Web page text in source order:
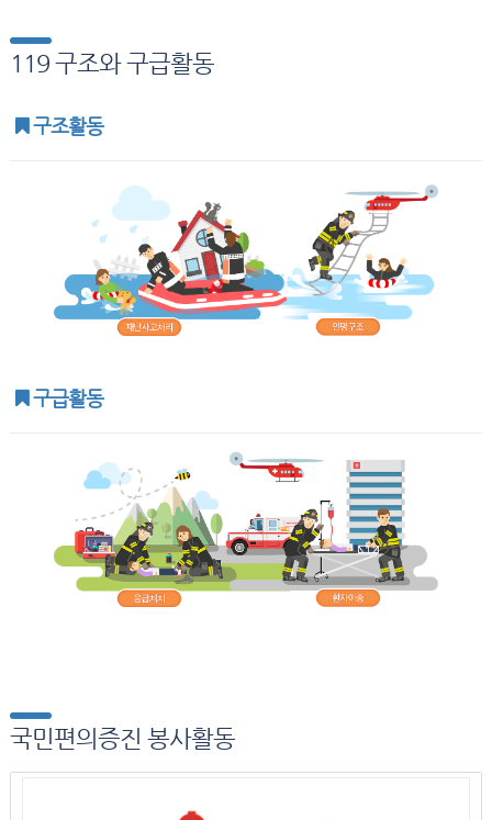
119 구조와 구급활동
구조활동
구급활동
국민편의증진 봉사활동